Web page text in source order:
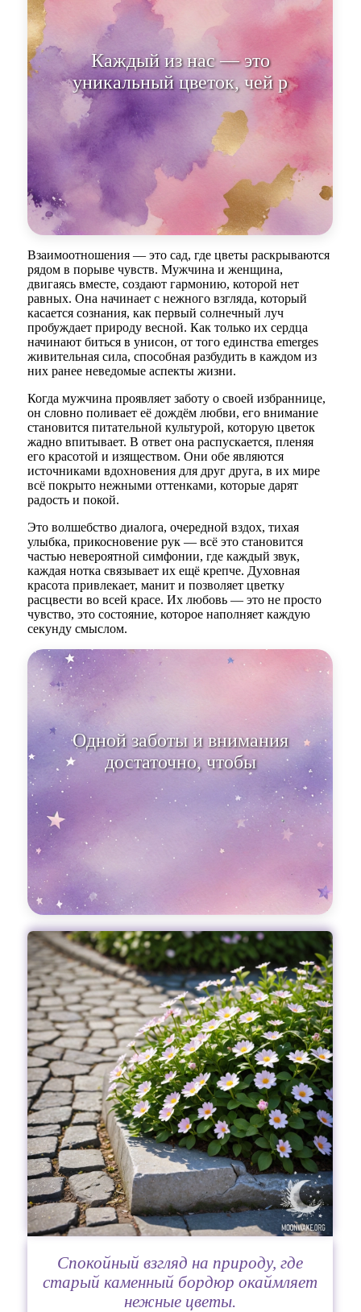
Каждый из нас — это
уникальный цветок, чей расцвет
зависит от объятий т
Взаимоотношения — это сад, где цветы раскрываются
рядом в порыве чувств. Мужчина и женщина,
двигаясь вместе, создают гармонию, которой нет
равных. Она начинает с нежного взгляда, который
касается сознания, как первый солнечный луч
пробуждает природу весной. Как только их сердца
начинают биться в унисон, от того единства emerges
живительная сила, способная разбудить в каждом из
них ранее неведомые аспекты жизни.
Когда мужчина проявляет заботу о своей избраннице,
он словно поливает её дождём любви, его внимание
становится питательной культурой, которую цветок
жадно впитывает. В ответ она распускается, пленяя
его красотой и изяществом. Они обе являются
источниками вдохновения для друг друга, в их мире
всё покрыто нежными оттенками, которые дарят
радость и покой.
Это волшебство диалога, очередной вздох, тихая
улыбка, прикосновение рук — всё это становится
частью невероятной симфонии, где каждый звук,
каждая нотка связывает их ещё крепче. Духовная
красота привлекает, манит и позволяет цветку
расцвести во всей красе. Их любовь — это не просто
чувство, это состояние, которое наполняет каждую
секунду смыслом.
Одной заботы и внимания
достаточно, чтобы расцвести в
полной красе.
Спокойный взгляд на природу, где
старый каменный бордюр окаймляет
нежные цветы.